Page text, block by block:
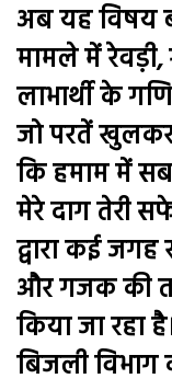
अब यह विषय
मामले में
लाभार्थी के
जो परतें
कि हमाम में
मेरे दाग तेरी
द्वारा कई
और गजक की
किया जा रहा
बिजली विभाग